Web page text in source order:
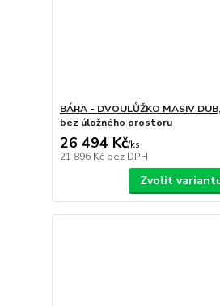
BÁRA - DVOULŮŽKO MASIV
bez úložného prostoru
26 494 Kč/ks
21 896 Kč bez DPH
Zvolit